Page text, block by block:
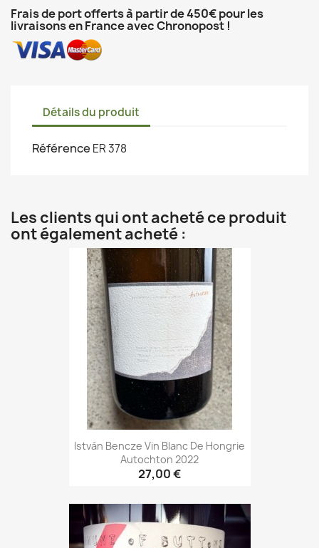
Frais de port offerts à partir de 450€ pour les
livraisons en France avec Chronopost !
Détails du produit
Référence ER 378
Les clients qui ont acheté ce produit
ont également acheté :
István Bencze Vin Blanc De Hongrie
Autochton 2022
27,00 €